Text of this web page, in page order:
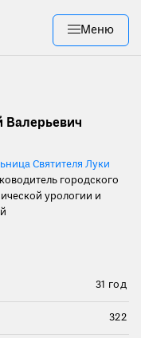
Меню
Валерьевич
Святителя Луки
городского
урологии и
31 год
322